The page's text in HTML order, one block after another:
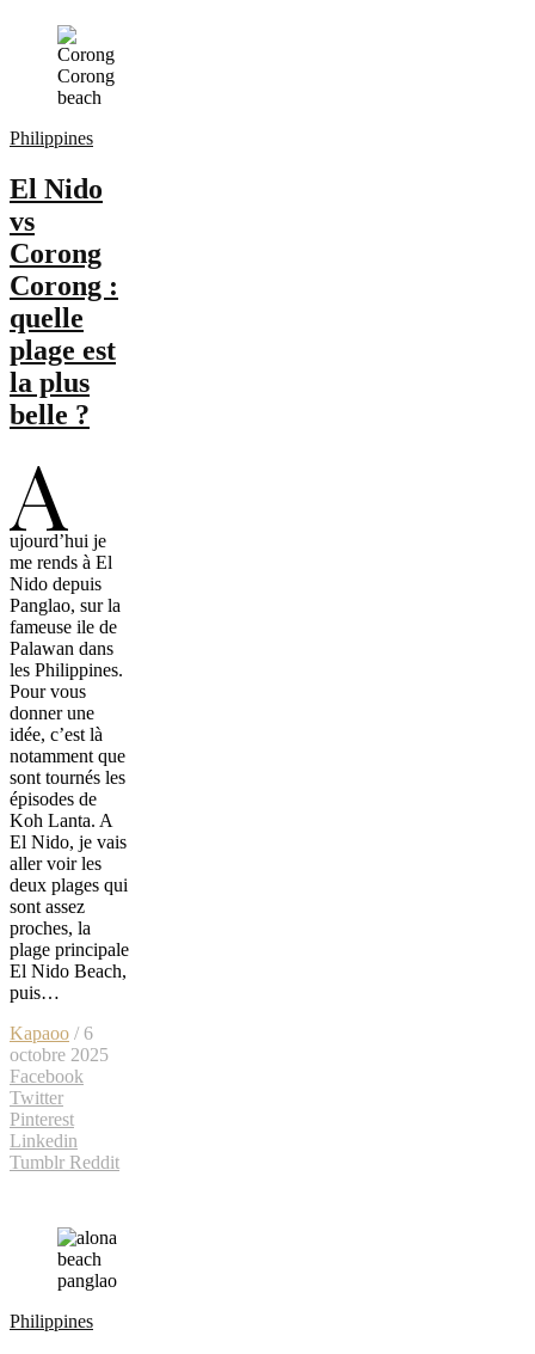
Philippines
El Nido
vs
Corong
Corong :
quelle
plage est
la plus
belle ?
A
ujourd’hui je
me rends à El
Nido depuis
Panglao, sur la
fameuse ile de
Palawan dans
les Philippines.
Pour vous
donner une
idée, c’est là
notamment que
sont tournés les
épisodes de
Koh Lanta. A
El Nido, je vais
aller voir les
deux plages qui
sont assez
proches, la
plage principale
El Nido Beach,
puis…
Kapaoo / 6
octobre 2025
Facebook
Twitter
Pinterest
Linkedin
Tumblr Reddit
Philippines